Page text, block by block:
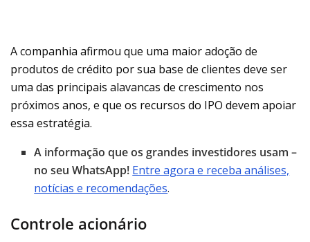
A companhia afirmou que uma maior adoção de
produtos de crédito por sua base de clientes deve ser
uma das principais alavancas de crescimento nos
próximos anos, e que os recursos do IPO devem apoiar
essa estratégia.
A informação que os grandes investidores usam –
no seu WhatsApp! Entre agora e receba análises,
notícias e recomendações.
Controle acionário